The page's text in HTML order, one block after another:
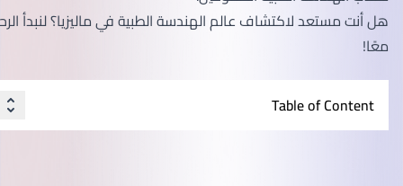
هل أنت مستعد لاكتشاف عالم الهندسة الطبية في ماليزيا؟ لنبدأ الرحلة
معًا!
Table of Content